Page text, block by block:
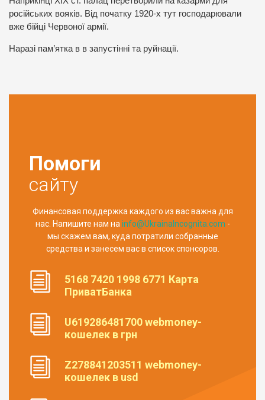
російських вояків. Від початку 1920-х тут господарювали
вже бійці Червоної армії.
Наразі пам’ятка в в запустінні та руйнації.
Помоги
сайту
Финансовая поддержка каждого из вас важна для
нас. Напишите нам на info@UkrainaIncognita.com -
мы скажем вам, куда потратили собранные
средства и занесем вас в список спонсоров.
5168 7420 1998 6771 Карта
ПриватБанка
U619286481700 webmoney-
кошелек в грн
Z278841203511 webmoney-
кошелек в usd